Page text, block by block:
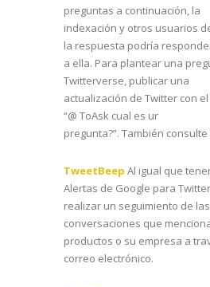
preguntas a continuación, la
indexación y otros usuarios
la respuesta podría
a ella. Para plantear una
Twitterverse, publicar una
actualización de Twitter con
“@ ToAsk cual es ur
pregunta?”. También
TweetBeep Al igual que
Alertas de Google para
realizar un seguimiento de las
conversaciones que
productos o su empresa a
correo electrónico.